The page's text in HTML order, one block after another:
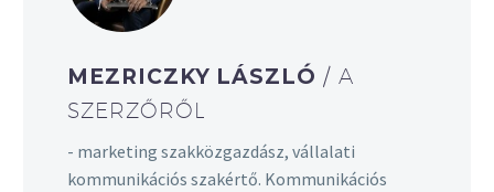
MEZRICZKY LÁSZLÓ / A
SZERZŐRŐL
- marketing szakközgazdász, vállalati
kommunikációs szakértő. Kommunikációs